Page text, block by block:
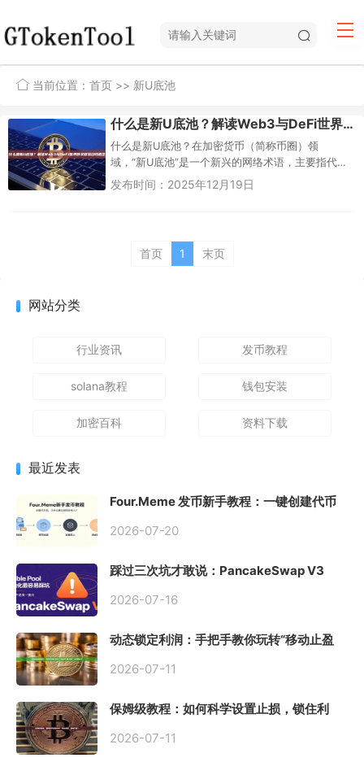
当前位置： 首页 >> 新U底池
什么是新U底池？解读Web3与DeFi世界的关键流动性概念
什么是新U底池？在加密货币（简称币圈）领
域，“新U底池”是一个新兴的网络术语，主要指代一
种与USDT（Tether，简称U）相关的流动性池子或
发布时间：2025年12月19日
首页 1 末页
网站分类
行业资讯 发币教程
solana教程 钱包安装
加密百科 资料下载
最近发表
Four.Meme 发币新手教程：一键创建代币
2026-07-20
踩过三次坑才敢说：PancakeSwap V3
初始化
2026-07-16
动态锁定利润：手把手教你玩转“移动止盈
2026-07-11
保姆级教程：如何科学设置止损，锁住利
2026-07-11